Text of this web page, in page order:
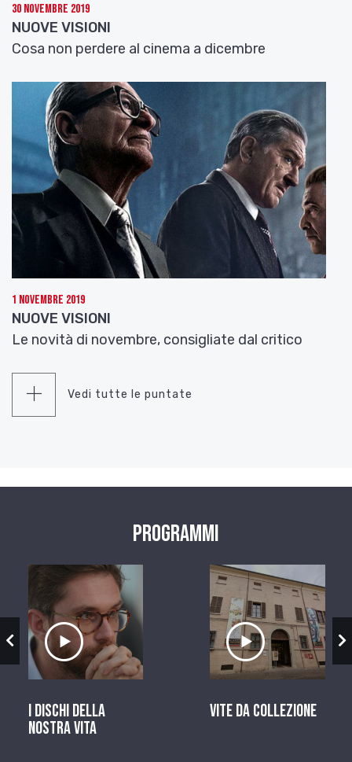
30 Novembre 2019
NUOVE VISIONI
Cosa non perdere al cinema a dicembre
1 Novembre 2019
NUOVE VISIONI
Le novità di novembre, consigliate dal critico
Vedi tutte le puntate
Programmi
Ascolta il servizio
I dischi della
nostra vita
Ascolta il
Vite da Collezione